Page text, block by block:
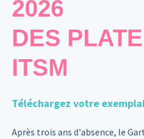
2026
DES
ITSM
Téléchargez votre
Après trois ans d'absence, le